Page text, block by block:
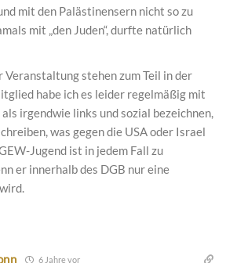
mit den Palästinensern nicht so zu
mit „den Juden“, durfte natürlich
stehen zum Teil in der
habe ich es leider regelmäßig mit
irgendwie links und sozial bezeichnen,
was gegen die USA oder Israel
Jugend ist in jedem Fall zu
er innerhalb des DGB nur eine
6 Jahre vor